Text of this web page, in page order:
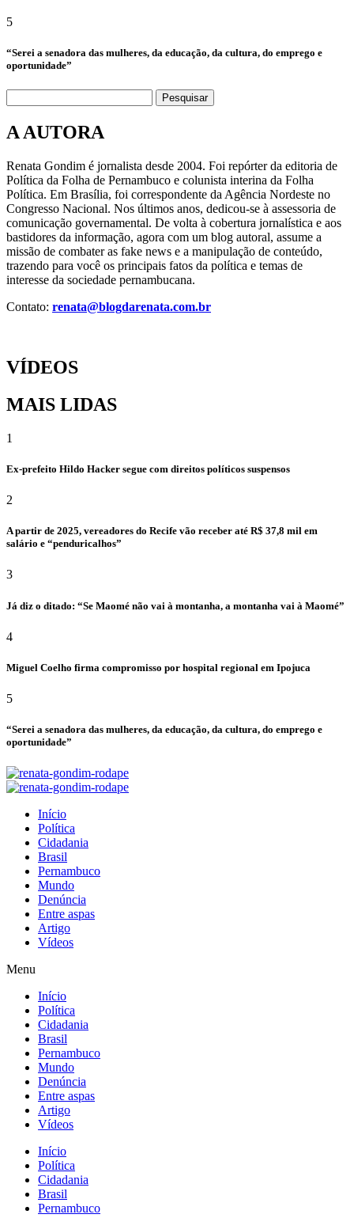
5
“Serei a senadora das mulheres, da educação, da cultura, do emprego e
oportunidade”
Pesquisar
A AUTORA
Renata Gondim é jornalista desde 2004. Foi repórter da editoria de
Política da Folha de Pernambuco e colunista interina da Folha
Política. Em Brasília, foi correspondente da Agência Nordeste no
Congresso Nacional. Nos últimos anos, dedicou-se à assessoria de
comunicação governamental. De volta à cobertura jornalística e aos
bastidores da informação, agora com um blog autoral, assume a
missão de combater as fake news e a manipulação de conteúdo,
trazendo para você os principais fatos da política e temas de
interesse da sociedade pernambucana.
Contato: renata@blogdarenata.com.br
VÍDEOS
MAIS LIDAS
1
Ex-prefeito Hildo Hacker segue com direitos políticos suspensos
2
A partir de 2025, vereadores do Recife vão receber até R$ 37,8 mil em
salário e “penduricalhos”
3
Já diz o ditado: “Se Maomé não vai à montanha, a montanha vai à Maomé”
4
Miguel Coelho firma compromisso por hospital regional em Ipojuca
5
“Serei a senadora das mulheres, da educação, da cultura, do emprego e
oportunidade”
Início
Política
Cidadania
Brasil
Pernambuco
Mundo
Denúncia
Entre aspas
Artigo
Vídeos
Menu
Início
Política
Cidadania
Brasil
Pernambuco
Mundo
Denúncia
Entre aspas
Artigo
Vídeos
Início
Política
Cidadania
Brasil
Pernambuco